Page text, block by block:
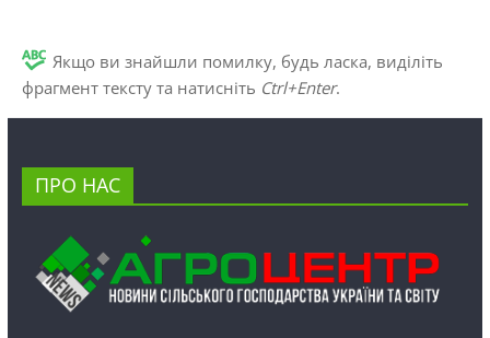
Якщо ви знайшли помилку, будь ласка, виділіть
фрагмент тексту та натисніть Ctrl+Enter.
ПРО НАС